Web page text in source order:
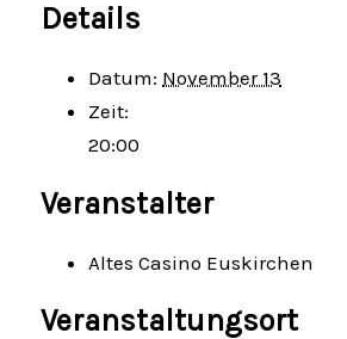
Details
Datum: November 13
Zeit:
20:00
Veranstalter
Altes Casino Euskirchen
Veranstaltungsort